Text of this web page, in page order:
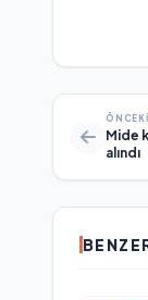
Mide
alındı